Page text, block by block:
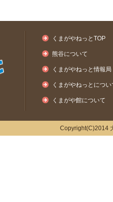
くまがやねっとTOP
熊谷について
くまがやねっと情報局
くまがやねっとについ
くまがや館について
Copyright(C)2014